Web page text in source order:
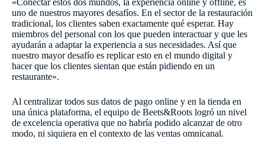
uno de nuestros mayores desafíos. En el sector de la restauración
tradicional, los clientes saben exactamente qué esperar. Hay
miembros del personal con los que pueden interactuar y que les
ayudarán a adaptar la experiencia a sus necesidades. Así que
nuestro mayor desafío es replicar esto en el mundo digital y
hacer que los clientes sientan que están pidiendo en un
restaurante».
Al centralizar todos sus datos de pago online y en la tienda en
una única plataforma, el equipo de Beets&Roots logró un nivel
de excelencia operativa que no habría podido alcanzar de otro
modo, ni siquiera en el contexto de las ventas omnicanal.